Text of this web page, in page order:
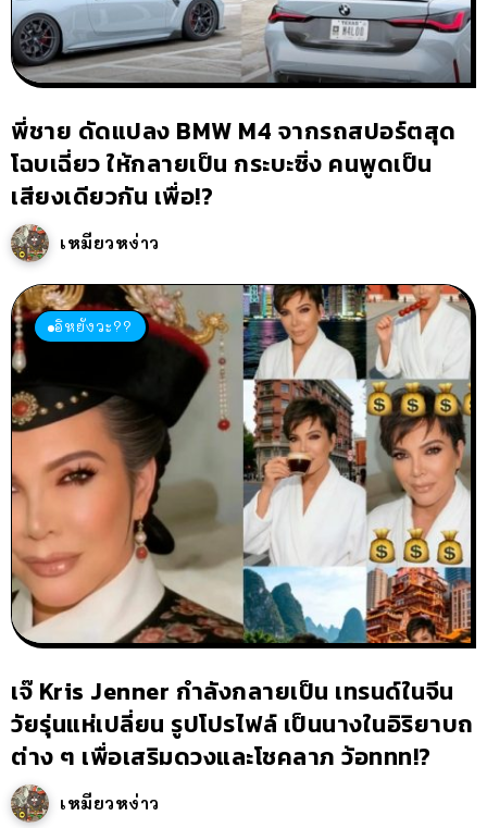
พี่ชาย ดัดแปลง BMW M4 จากรถสปอร์ตสุด
โฉบเฉี่ยว ให้กลายเป็น กระบะซิ่ง คนพูดเป็น
เสียงเดียวกัน เพื่อ!?
เหมียวหง่าว
อิหยังวะ??
เจ๊ Kris Jenner กำลังกลายเป็น เทรนด์ในจีน
วัยรุ่นแห่เปลี่ยน รูปโปรไฟล์ เป็นนางในอิริยาบถ
ต่าง ๆ เพื่อเสริมดวงและโชคลาภ ว้อททท!?
เหมียวหง่าว